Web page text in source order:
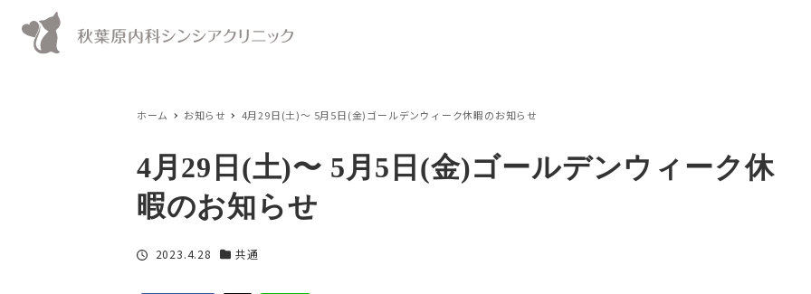
ホーム お知らせ 4月29日(土)〜 5月5日(金)ゴールデンウィーク休暇のお知らせ
4月29日(土)〜 5月5日(金)ゴールデンウィーク休
暇のお知らせ
投稿日
2023.4.28
カテゴリー
共通